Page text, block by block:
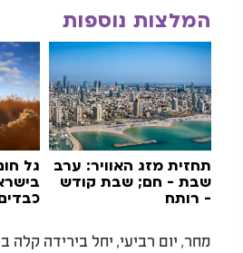
המלצות נוספות
תחזית מזג האוויר: ערב
שבת - חם; שבת קודש
- רותח
גל
מחר, יום רביעי, יחל בירידה